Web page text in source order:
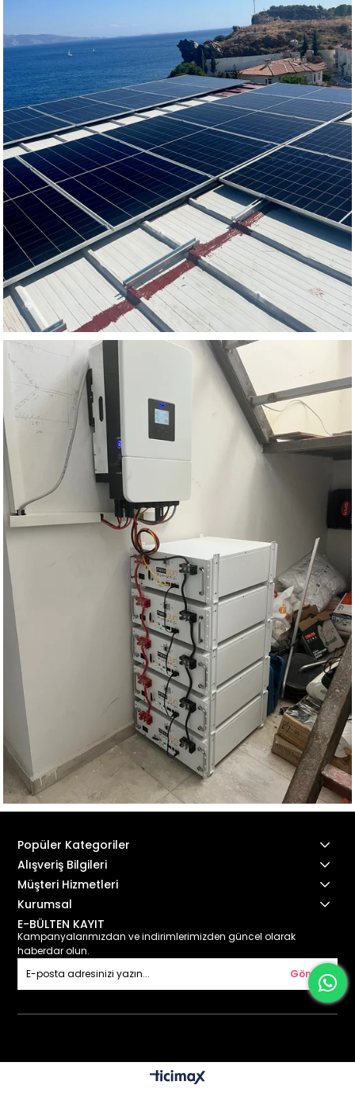
Popüler Kategoriler
Alışveriş Bilgileri
Müşteri Hizmetleri
Kurumsal
E-BÜLTEN KAYIT
Kampanyalarımızdan ve indirimlerimizden güncel olarak
haberdar olun.
Gönder